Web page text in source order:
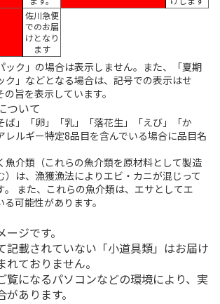
佐川急便
でのお届
けとなり
ます
ック」の場合は表示しません。また、「夏期
ク」などとなる場合は、記号での表示はせ
旨を表示しています。
ついて
ば」「卵」「乳」「落花生」「えび」「か
レルギー特定8品目を含んでいる場合に品目名
介類（これらの魚介類を原材料として製造
）は、漁獲漁法によりエビ・カニが混じって
。 また、これらの魚介類は、エサとしてエ
可能性があります。
ジです。
記載されていない「小道具類」はお届け
ておりません。
覧になるパソコンなどの環境により、実
あります。